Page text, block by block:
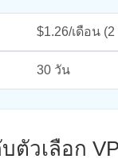
$1.26/เดือน(2
30 วัน
ตัวเลือก